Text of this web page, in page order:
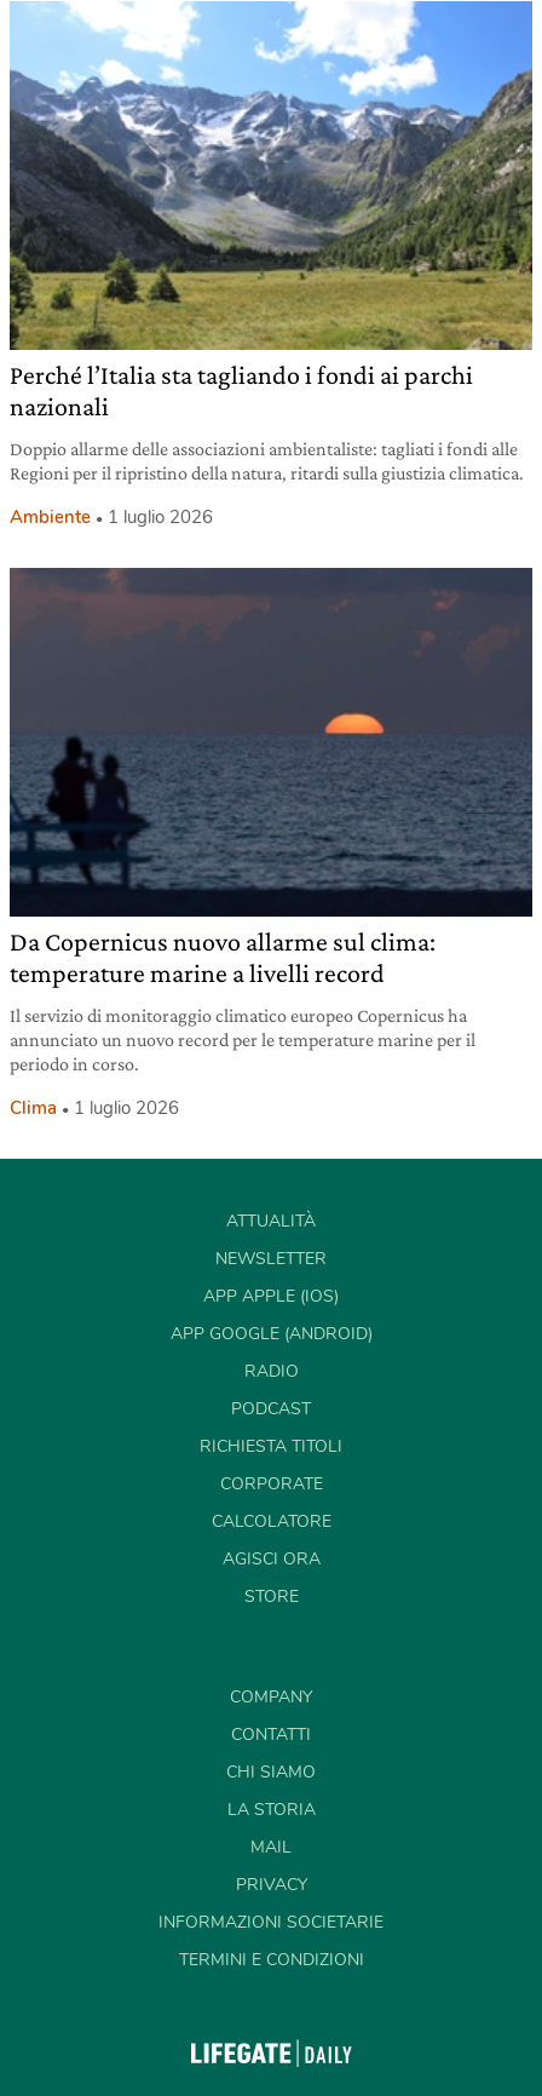
Perché l’Italia sta tagliando i fondi ai parchi
nazionali
Doppio allarme delle associazioni ambientaliste: tagliati i fondi alle
Regioni per il ripristino della natura, ritardi sulla giustizia climatica.
Ambiente 1 luglio 2026
Da Copernicus nuovo allarme sul clima:
temperature marine a livelli record
Il servizio di monitoraggio climatico europeo Copernicus ha
annunciato un nuovo record per le temperature marine per il
periodo in corso.
Clima 1 luglio 2026
ATTUALITÀ
NEWSLETTER
APP APPLE (IOS)
APP GOOGLE (ANDROID)
RADIO
PODCAST
RICHIESTA TITOLI
CORPORATE
CALCOLATORE
AGISCI ORA
STORE
COMPANY
CONTATTI
CHI SIAMO
LA STORIA
MAIL
PRIVACY
INFORMAZIONI SOCIETARIE
TERMINI E CONDIZIONI